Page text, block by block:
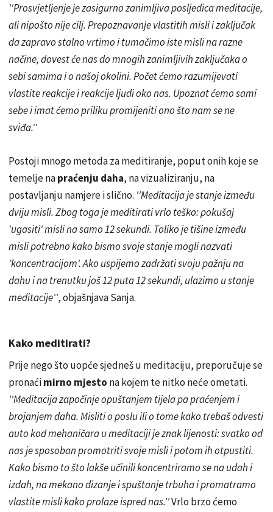
''Prosvjetljenje je zasigurno zanimljiva posljedica meditacije,
ali nipošto nije cilj. Prepoznavanje vlastitih misli i zaključak
da zapravo stalno vrtimo i tumačimo iste misli na razne
načine, dovest će nas do mnogih zanimljivih zaključaka o
sebi samima i o našoj okolini. Počet ćemo razumijevati
vlastite reakcije i reakcije ljudi oko nas. Upoznat ćemo sami
sebe i imat ćemo priliku promijeniti ono što nam se ne
sviđa.''
Postoji mnogo metoda za meditiranje, poput onih koje se
temelje napraćenju daha, na vizualiziranju, na
postavljanju namjere i slično. ''Meditacija je stanje između
dviju misli. Zbog toga je meditirati vrlo teško: pokušaj
'ugasiti' misli na samo 12 sekundi. Toliko je tišine između
misli potrebno kako bismo svoje stanje mogli nazvati
'koncentracijom'. Ako uspijemo zadržati svoju pažnju na
dahu i na trenutku još 12 puta 12 sekundi, ulazimo u stanje
meditacije'', objašnjava Sanja.
Kako meditirati?
Prije nego što uopće sjedneš u meditaciju, preporučuje se
pronaćimirno mjesto na kojem te nitko neće ometati.
''Meditacija započinje opuštanjem tijela pa praćenjem i
brojanjem daha. Misliti o poslu ili o tome kako trebaš odvesti
auto kod mehaničara u meditaciji je znak lijenosti: svatko od
nas je sposoban promotriti svoje misli i potom ih otpustiti.
Kako bismo to što lakše učinili koncentriramo se na udah i
izdah, na mekano dizanje i spuštanje trbuha i promatramo
vlastite misli kako prolaze ispred nas.''Vrlo brzo ćemo